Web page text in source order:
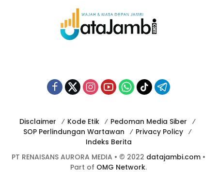
Disclaimer Kode Etik
Pedoman Media Siber
SOP Perlindungan Wartawan
Privacy Policy
Indeks Berita
PT RENAISANS AURORA MEDIA • © 2022 datajambi.com •
Part of OMG Network.